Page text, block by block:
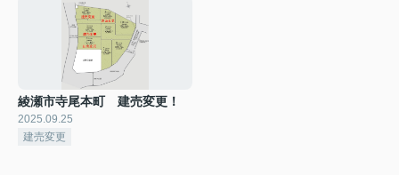
綾瀬市寺尾本町 建売変更！
2025.09.25
建売変更